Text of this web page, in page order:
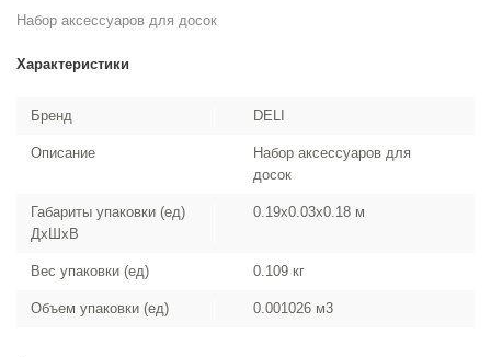
Набор аксессуаров для досок
Характеристики
Бренд DELI
Описание
Набор аксессуаров для
досок
Габариты упаковки (ед)
ДхШхВ
0.19x0.03x0.18 м
Вес упаковки (ед) 0.109 кг
Объем упаковки (ед) 0.001026 м3